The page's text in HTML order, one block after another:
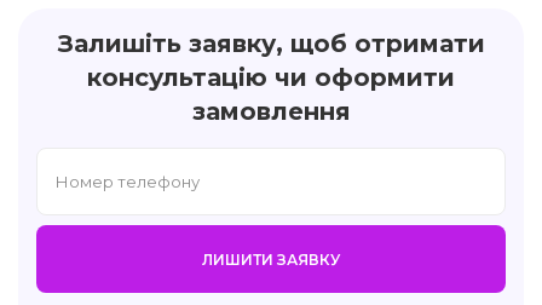
Залишіть заявку, щоб отримати
консультацію чи оформити
замовлення
ЛИШИТИ ЗАЯВКУ